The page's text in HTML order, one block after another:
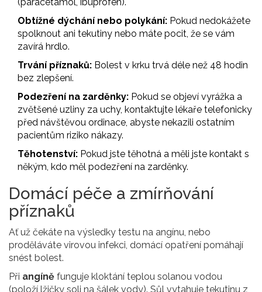
Obtížné dýchání nebo polykání: Pokud nedokážete
spolknout ani tekutiny nebo máte pocit, že se vám
zavírá hrdlo.
Trvání příznaků: Bolest v krku trvá déle než 48 hodin
bez zlepšení.
Podezření na zarděnky: Pokud se objeví vyrážka a
zvětšené uzliny za uchy, kontaktujte lékaře telefonicky
před návštěvou ordinace, abyste nekazili ostatním
pacientům riziko nákazy.
Těhotenství: Pokud jste těhotná a měli jste kontakt s
někým, kdo měl podezření na zarděnky.
Domácí péče a zmírňování
příznaků
Ať už čekáte na výsledky testu na angínu, nebo
proděláváte virovou infekci, domácí opatření pomáhají
snést bolest.
Při angíně funguje kloktání teplou solanou vodou
(položí lžičky soli na šálek vody). Sůl vytahuje tekutinu z